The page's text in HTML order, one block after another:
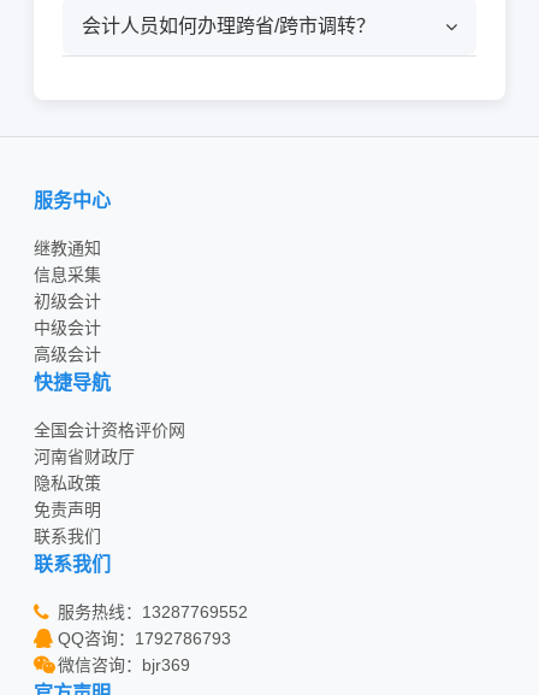
会计人员如何办理跨省/跨市调转？
服务中心
继教通知
信息采集
初级会计
中级会计
高级会计
快捷导航
全国会计资格评价网
河南省财政厅
隐私政策
免责声明
联系我们
联系我们
服务热线：13287769552
QQ咨询：1792786793
微信咨询：bjr369